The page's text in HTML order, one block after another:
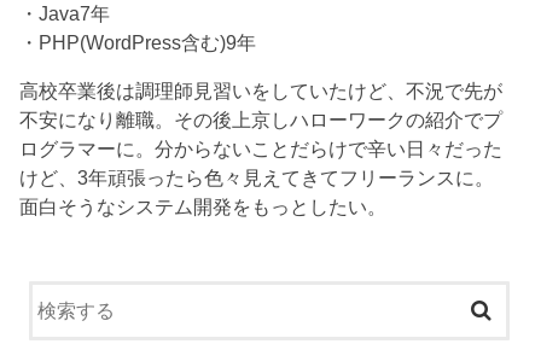
・Java7年
・PHP(WordPress含む)9年
高校卒業後は調理師見習いをしていたけど、不況で先が
不安になり離職。その後上京しハローワークの紹介でプ
ログラマーに。分からないことだらけで辛い日々だった
けど、3年頑張ったら色々見えてきてフリーランスに。
面白そうなシステム開発をもっとしたい。